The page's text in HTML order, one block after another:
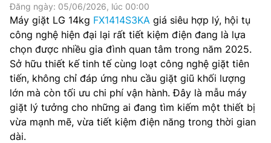
Đăng ngày: 05/06/2026, lúc 00:00
Máy giặt LG 14kg FX1414S3KA giá siêu hợp lý, hội tụ
công nghệ hiện đại lại rất tiết kiệm điện đang là lựa
chọn được nhiều gia đình quan tâm trong năm 2025.
Sở hữu thiết kế tinh tế cùng loạt công nghệ giặt tiên
tiến, không chỉ đáp ứng nhu cầu giặt giũ khối lượng
lớn mà còn tối ưu chi phí vận hành. Đây là mẫu máy
giặt lý tưởng cho những ai đang tìm kiếm một thiết bị
vừa mạnh mẽ, vừa tiết kiệm điện năng trong thời gian
dài.